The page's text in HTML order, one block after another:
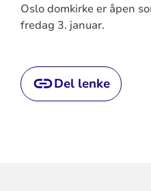
Oslo domkirke er åpen
fredag 3. januar.
Del lenke